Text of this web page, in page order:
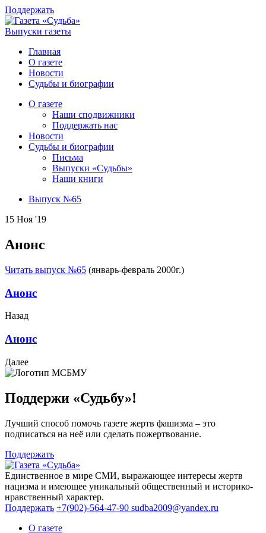
Поддержать
Выпуски газеты
Главная
О газете
Новости
Судьбы и биографии
О газете
Наши сподвижники
Поддержать нас
Новости
Судьбы и биографии
Письма
Выпуски «Судьбы»
Наши книги
Выпуск №65
15 Ноя '19
Анонс
Читать выпуск №65 (январь-февраль 2000г.)
Анонс
Назад
Анонс
Далее
Поддержи «Судьбу»!
Лучший способ помочь газете жертв фашизма – это
подписаться на неё или сделать пожертвование.
Поддержать
Единственное в мире СМИ, выражающее интересы жертв
нацизма и имеющее уникальный общественный и историко-
нравственный характер.
Поддержать +7(902)-564-47-90 sudba2009@yandex.ru
О газете